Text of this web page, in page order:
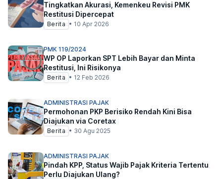
Tingkatkan Akurasi, Kemenkeu Revisi PMK
Restitusi Dipercepat
Berita • 10 Apr 2026
PMK 119/2024
WP OP Laporkan SPT Lebih Bayar dan Minta
Restitusi, Ini Risikonya
Berita • 12 Feb 2026
ADMINISTRASI PAJAK
Permohonan PKP Berisiko Rendah Kini Bisa
Diajukan via Coretax
Berita • 30 Agu 2025
ADMINISTRASI PAJAK
Pindah KPP, Status Wajib Pajak Kriteria Tertentu
Perlu Diajukan Ulang?